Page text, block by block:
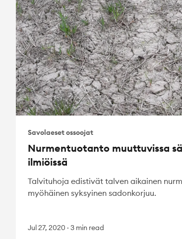
Savolaeset ossoojat
Nurmentuotanto muuttuvissa
ilmiöissä
Talvituhoja edistivät talven aikainen
myöhäinen syksyinen sadonkorjuu.
Jul 27, 2020 · 3 min read